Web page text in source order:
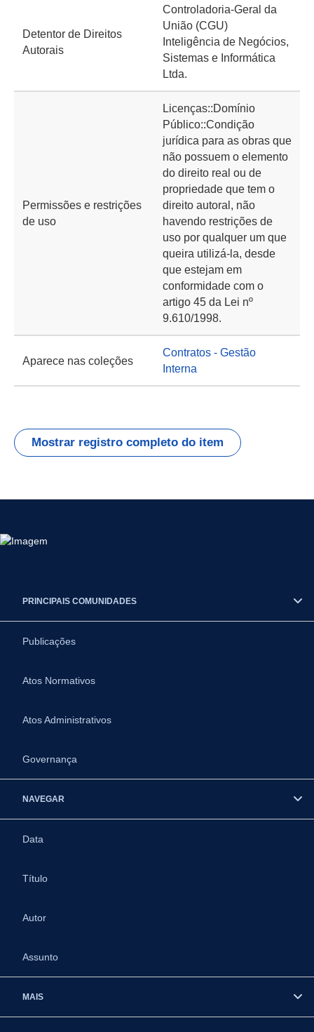
Detentor de Direitos
Autorais
Controladoria-Geral da
União (CGU)
Inteligência de Negócios,
Sistemas e Informática
Ltda.
Permissões e restrições
de uso
Licenças::Domínio
Público::Condição
jurídica para as obras que
não possuem o elemento
do direito real ou de
propriedade que tem o
direito autoral, não
havendo restrições de
uso por qualquer um que
queira utilizá-la, desde
que estejam em
conformidade com o
artigo 45 da Lei nº
9.610/1998.
Aparece nas coleções
Contratos - Gestão
Interna
Mostrar registro completo do item
PRINCIPAIS COMUNIDADES
Publicações
Atos Normativos
Atos Administrativos
Governança
NAVEGAR
Data
Título
Autor
Assunto
MAIS